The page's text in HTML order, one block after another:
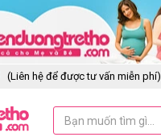
(Liên hệ để được tư vấn miễn phí)